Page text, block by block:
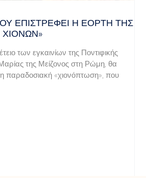
ΕΠΙΣΤΡΈΦΕΙ Η ΕΟΡΤΉ ΤΗΣ
ΧΙΌΝΩΝ»
των εγκαινίων της Ποντιφικής
της Μείζονος στη Ρώμη, θα
παραδοσιακή «χιονόπτωση», που